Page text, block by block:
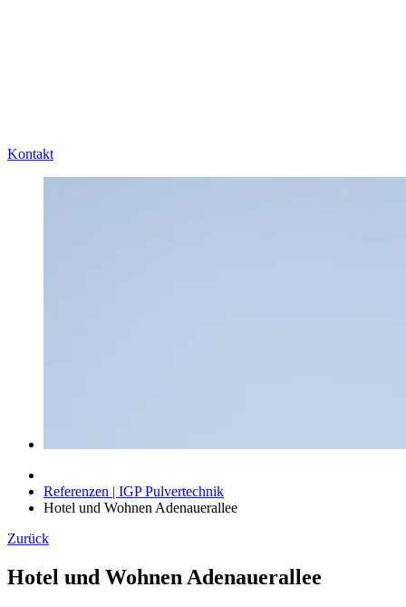
Kontakt
Referenzen | IGP Pulvertechnik
Hotel und Wohnen Adenauerallee
Zurück
Hotel und Wohnen Adenauerallee